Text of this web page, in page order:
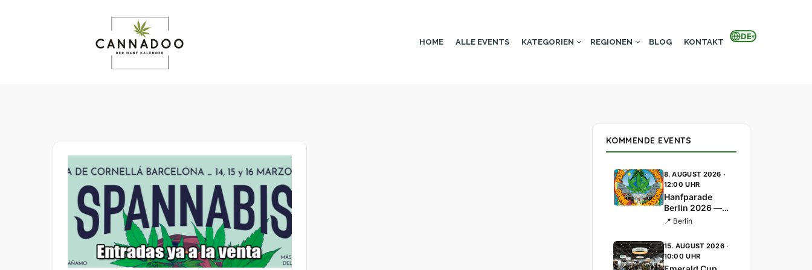
HOME ALLE EVENTS KATEGORIEN REGIONEN BLOG KONTAKT
DE▾
KOMMENDE EVENTS
8. AUGUST 2026 ·
12:00 UHR
Hanfparade
Berlin 2026 —
30 Jahre
Legalisierung
📍 Berlin
15. AUGUST 2026 ·
10:00 UHR